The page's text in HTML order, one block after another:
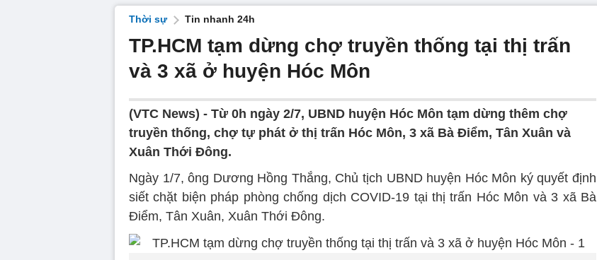
Thời sự Tin nhanh 24h
TP.HCM tạm dừng chợ truyền thống tại thị trấn
và 3 xã ở huyện Hóc Môn
(VTC News) - Từ 0h ngày 2/7, UBND huyện Hóc Môn tạm dừng thêm chợ
truyền thống, chợ tự phát ở thị trấn Hóc Môn, 3 xã Bà Điểm, Tân Xuân và
Xuân Thới Đông.
Ngày 1/7, ông Dương Hồng Thắng, Chủ tịch UBND huyện Hóc Môn ký quyết định
siết chặt biện pháp phòng chống dịch COVID-19 tại thị trấn Hóc Môn và 3 xã Bà
Điểm, Tân Xuân, Xuân Thới Đông.